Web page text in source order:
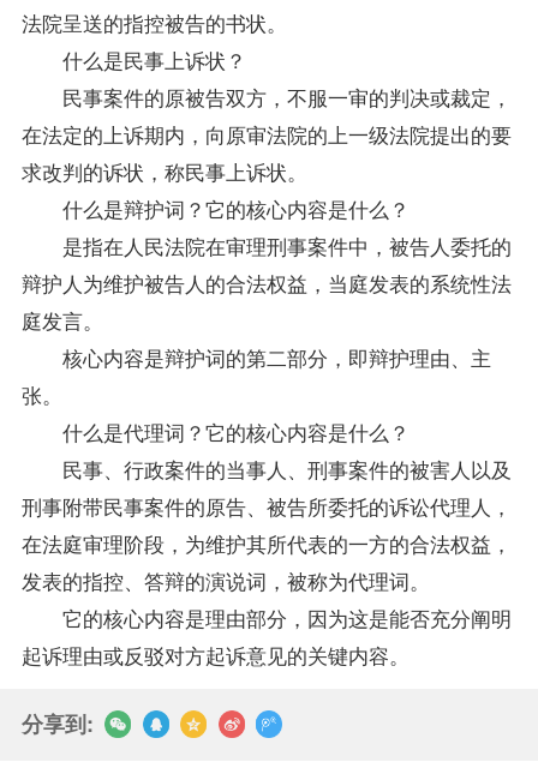
法院呈送的指控被告的书状。
什么是民事上诉状？
民事案件的原被告双方，不服一审的判决或裁定，
在法定的上诉期内，向原审法院的上一级法院提出的要
求改判的诉状，称民事上诉状。
什么是辩护词？它的核心内容是什么？
是指在人民法院在审理刑事案件中，被告人委托的
辩护人为维护被告人的合法权益，当庭发表的系统性法
庭发言。
核心内容是辩护词的第二部分，即辩护理由、主
张。
什么是代理词？它的核心内容是什么？
民事、行政案件的当事人、刑事案件的被害人以及
刑事附带民事案件的原告、被告所委托的诉讼代理人，
在法庭审理阶段，为维护其所代表的一方的合法权益，
发表的指控、答辩的演说词，被称为代理词。
它的核心内容是理由部分，因为这是能否充分阐明
起诉理由或反驳对方起诉意见的关键内容。
分享到: